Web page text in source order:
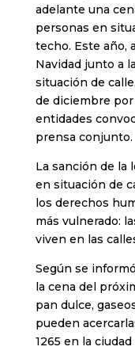
adelante una
personas en
techo. Este año,
Navidad junto a
situación de
de diciembre
entidades
prensa conjunto.
La sanción de la
en situación de
los derechos
más vulnerado:
viven en las
Según se
la cena del
pan dulce,
pueden
1265 en la